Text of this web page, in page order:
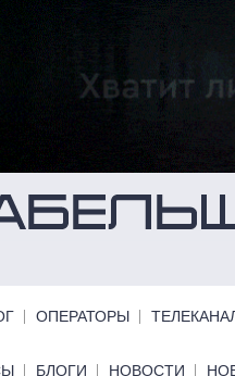
ОПЕРАТОРЫ
bottom
БЛОГИ НОВОСТИ